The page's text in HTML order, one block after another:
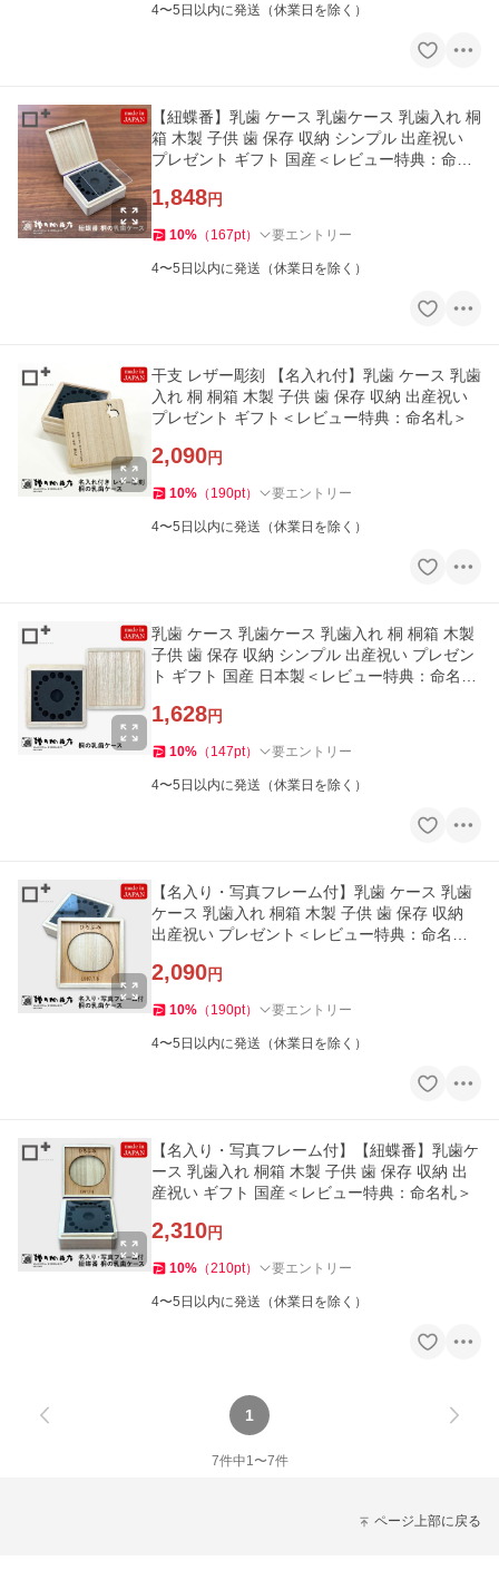
4〜5日以内に発送（休業日を除く）
【紐蝶番】乳歯 ケース 乳歯ケース 乳歯入れ 桐
箱 木製 子供 歯 保存 収納 シンプル 出産祝い
プレゼント ギフト 国産＜レビュー特典：命名
1,848円
10% （ 167pt） 要エントリー
4〜5日以内に発送（休業日を除く）
干支 レザー彫刻 【名入れ付】乳歯 ケース 乳歯
入れ 桐 桐箱 木製 子供 歯 保存 収納 出産祝い
プレゼント ギフト＜レビュー特典：命名札＞
2,090円
10% （ 190pt） 要エントリー
4〜5日以内に発送（休業日を除く）
乳歯 ケース 乳歯ケース 乳歯入れ 桐 桐箱 木製
子供 歯 保存 収納 シンプル 出産祝い プレゼン
ト ギフト 国産 日本製＜レビュー特典：命名札
1,628円
10% （ 147pt） 要エントリー
4〜5日以内に発送（休業日を除く）
【名入り・写真フレーム付】乳歯 ケース 乳歯
ケース 乳歯入れ 桐箱 木製 子供 歯 保存 収納
出産祝い プレゼント＜レビュー特典：命名札
2,090円
10% （ 190pt） 要エントリー
4〜5日以内に発送（休業日を除く）
【名入り・写真フレーム付】【紐蝶番】乳歯ケ
ース 乳歯入れ 桐箱 木製 子供 歯 保存 収納 出
産祝い ギフト 国産＜レビュー特典：命名札＞
2,310円
10% （210pt） 要エントリー
4〜5日以内に発送（休業日を除く）
1
7件中1〜7件
ページ上部に戻る